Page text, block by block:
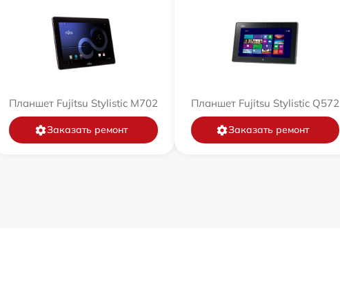
Планшет Fujitsu Stylistic M702
Заказать ремонт
Планшет Fujitsu Stylistic Q572
Заказать ремонт